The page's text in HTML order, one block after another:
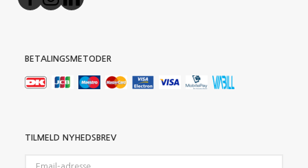
BETALINGSMETODER
TILMELD NYHEDSBREV